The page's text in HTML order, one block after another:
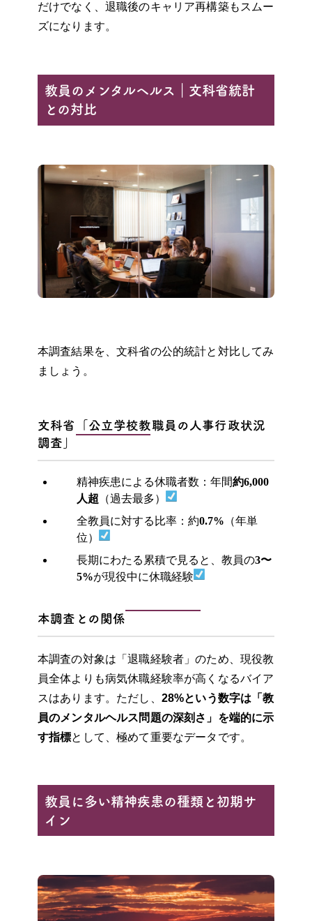
だけでなく、退職後のキャリア再構築もスムー
ズになります。
教員のメンタルヘルス｜文科省統計
との対比
本調査結果を、文科省の公的統計と対比してみ
ましょう。
文科省「公立学校教職員の人事行政状況
調査」
精神疾患による休職者数：年間約6,000
人超 （過去最多）
全教員に対する比率：約0.7% （年単
位）
長期にわたる累積で見ると、教員の3〜
5%が現役中に休職経験
本調査との関係
本調査の対象は「退職経験者」のため、現役教
員全体よりも病気休職経験率が高くなるバイア
スはあります。ただし、 28%という数字は「教
員のメンタルヘルス問題の深刻さ」を端的に示
す指標として、極めて重要なデータです。
教員に多い精神疾患の種類と初期サ
イン